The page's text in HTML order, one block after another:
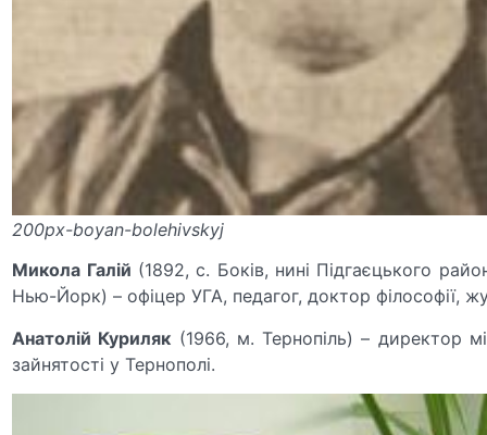
200px-boyan-bolehivskyj
Микола Галій (1892, с. Боків, нині Підгаєцького
Нью-Йорк) – офіцер УГА, педагог, доктор філософії,
Анатолій Куриляк (1966, м. Тернопіль) – директор
зайнятості у Тернополі.